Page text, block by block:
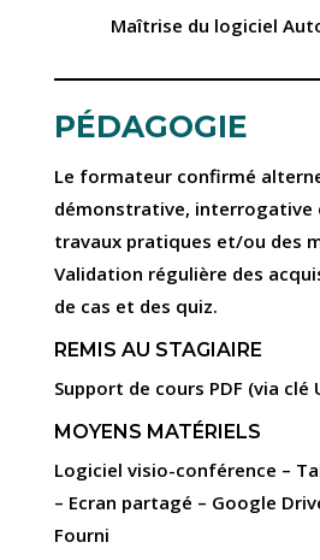
Maîtrise du logiciel
PÉDAGOGIE
Le formateur confirmé
démonstrative, interrogative
travaux pratiques et/ou des
Validation régulière des
de cas et des quiz.
REMIS AU STAGIAIRE
Support de cours PDF (via clé
MOYENS MATÉRIELS
Logiciel visio-conférence –
– Ecran partagé – Google
Fourni